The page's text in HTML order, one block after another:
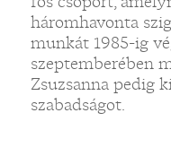
háromhavonta
munkát 1985-ig
szeptemberében
Zsuzsanna pedig
szabadságot.